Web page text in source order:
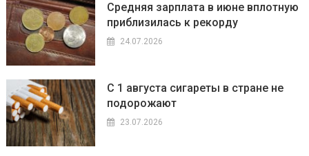
Средняя зарплата в июне вплотную
приблизилась к рекорду
24.07.2026
С 1 августа сигареты в стране не
подорожают
23.07.2026